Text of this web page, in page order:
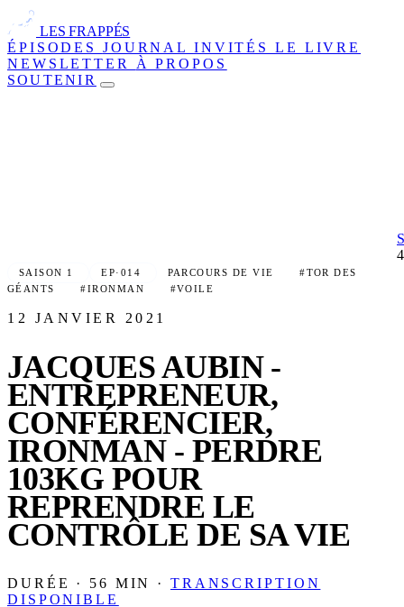
LES FRAPPÉS
ÉPISODES JOURNAL INVITÉSLE LIVRE
NEWSLETTER À PROPOS
SOUTENIR
SAISON 1 EP·014 PARCOURS DE VIE
#TOR DES
GÉANTS
#IRONMAN #VOILE
12 JANVIER 2021
JACQUES AUBIN -
ENTREPRENEUR,
CONFÉRENCIER,
IRONMAN - PERDRE
103KG POUR
REPRENDRE LE
CONTRÔLE DE SA VIE
DURÉE · 56 MIN · TRANSCRIPTION
DISPONIBLE